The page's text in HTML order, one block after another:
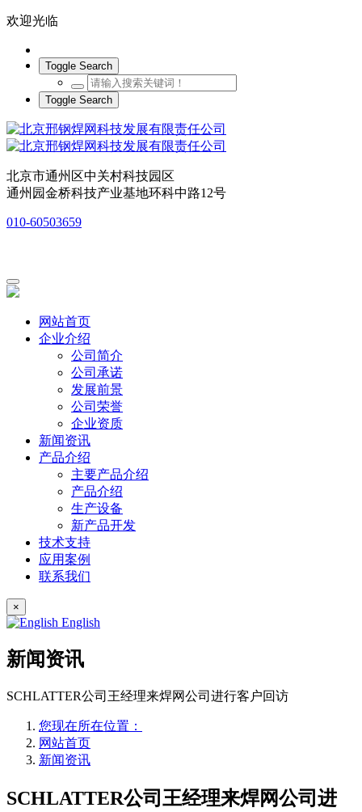
欢迎光临
Toggle Search
Toggle Search
北京市通州区中关村科技园区
通州园金桥科技产业基地环科中路12号
010-60503659
网站首页
企业介绍
公司简介
公司承诺
发展前景
公司荣誉
企业资质
新闻资讯
产品介绍
主要产品介绍
产品介绍
生产设备
新产品开发
技术支持
应用案例
联系我们
×
English
新闻资讯
SCHLATTER公司王经理来焊网公司进行客户回访
您现在所在位置：
网站首页
新闻资讯
SCHLATTER公司王经理来焊网公司进